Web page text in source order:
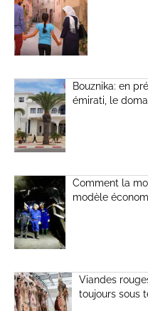
Bouznika: en
émirati, le
Comment la
modèle
Viandes
toujours sous